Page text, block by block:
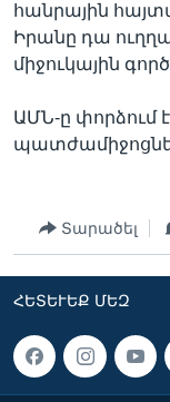
հանրային
Իրանը դա
միջուկային
ԱՄՆ-ը փորձում
Տարածել
ՀԵՏԵՒԵՔ ՄԵԶ